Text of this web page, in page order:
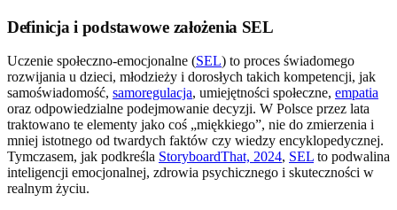
Definicja i podstawowe założenia SEL
Uczenie społeczno-emocjonalne (SEL) to proces świadomego
rozwijania u dzieci, młodzieży i dorosłych takich kompetencji, jak
samoświadomość, samoregulacja, umiejętności społeczne, empatia
oraz odpowiedzialne podejmowanie decyzji. W Polsce przez lata
traktowano te elementy jako coś „miękkiego”, nie do zmierzenia i
mniej istotnego od twardych faktów czy wiedzy encyklopedycznej.
Tymczasem, jak podkreśla StoryboardThat, 2024, SEL to podwalina
inteligencji emocjonalnej, zdrowia psychicznego i skuteczności w
realnym życiu.